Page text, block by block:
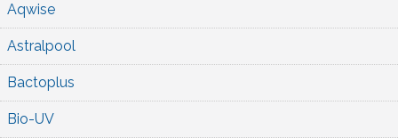
Aqwise
Astralpool
Bactoplus
Bio-UV